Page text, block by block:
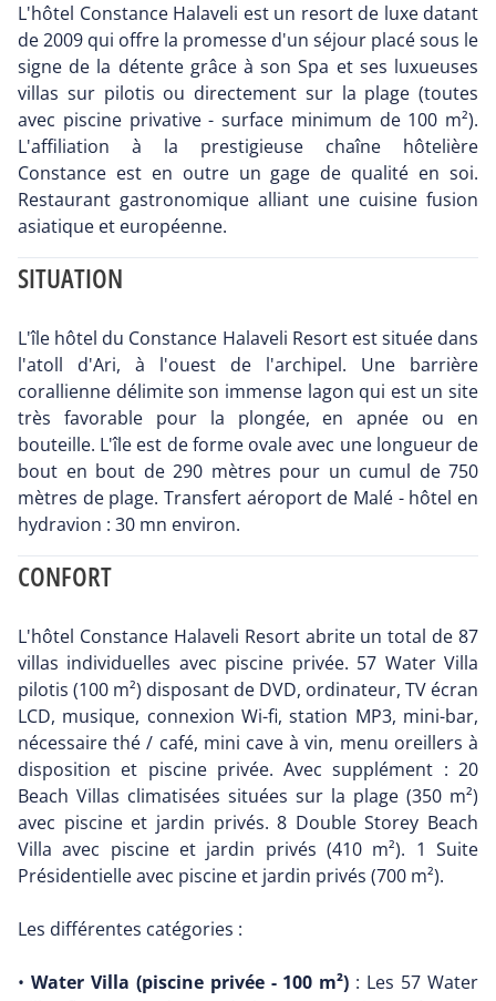
L'hôtel Constance Halaveli est un resort de luxe datant
de 2009 qui offre la promesse d'un séjour placé sous le
signe de la détente grâce à son Spa et ses luxueuses
villas sur pilotis ou directement sur la plage (toutes
avec piscine privative - surface minimum de 100 m²).
L'affiliation à la prestigieuse chaîne hôtelière
Constance est en outre un gage de qualité en soi.
Restaurant gastronomique alliant une cuisine fusion
asiatique et européenne.
SITUATION
L'île hôtel du Constance Halaveli Resort est située dans
l'atoll d'Ari, à l'ouest de l'archipel. Une barrière
corallienne délimite son immense lagon qui est un site
très favorable pour la plongée, en apnée ou en
bouteille. L'île est de forme ovale avec une longueur de
bout en bout de 290 mètres pour un cumul de 750
mètres de plage. Transfert aéroport de Malé - hôtel en
hydravion : 30 mn environ.
CONFORT
L'hôtel Constance Halaveli Resort abrite un total de 87
villas individuelles avec piscine privée. 57 Water Villa
pilotis (100 m²) disposant de DVD, ordinateur, TV écran
LCD, musique, connexion Wi-fi, station MP3, mini-bar,
nécessaire thé / café, mini cave à vin, menu oreillers à
disposition et piscine privée. Avec supplément : 20
Beach Villas climatisées situées sur la plage (350 m²)
avec piscine et jardin privés. 8 Double Storey Beach
Villa avec piscine et jardin privés (410 m²). 1 Suite
Présidentielle avec piscine et jardin privés (700 m²).
Les différentes catégories :
• Water Villa (piscine privée - 100 m²) : Les 57 Water